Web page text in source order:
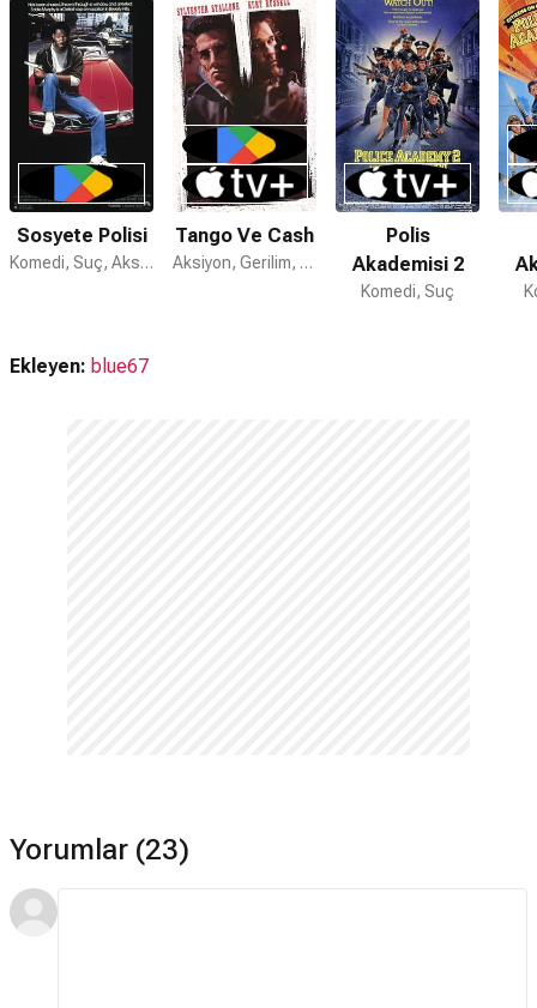
hazırlanmıştır.
Sosyete Polisi 2 devam filmi var mı?
Hayır. Sosyete Polisi 2 için devam filmi bulunmamaktadır.
Sosyete Polisi
Komedi, Suç, Aksiyon
Tango Ve Cash
Aksiyon, Gerilim, Komedi
Polis
Akademisi 2
Komedi, Suç
Ekleyen: blue67
Yorumlar (23)